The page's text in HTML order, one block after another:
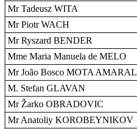
Mr Tadeusz WITA
Mr Piotr WACH
Mr Ryszard BENDER
Mme Maria Manuela de MELO
Mr João Bosco MOTA AMARAL
M. Stefan GLAVAN
Mr Žarko OBRADOVIC
Mr Anatoliy KOROBEYNIKOV